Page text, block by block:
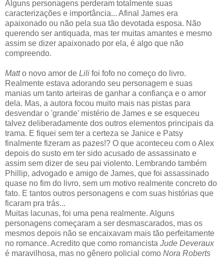
Alguns personagens perderam totalmente suas
caracterizações e importância... Afinal James era
apaixonado ou não pela sua tão devotada esposa. Não
querendo ser antiquada, mas ter muitas amantes e mesmo
assim se dizer apaixonado por ela, é algo que não
compreendo.
Matto novo amor de Lili foi fofo no começo do livro.
Realmente estava adorando seu personagem e suas
manias um tanto arteiras de ganhar a confiança e o amor
dela. Mas, a autora focou muito mais nas pistas para
desvendar o 'grande' mistério de James e se esqueceu
talvez deliberadamente dos outros elementos principais da
trama. E fiquei sem ter a certeza se Janice e Patsy
finalmente fizeram as pazes!? O que aconteceu com o Alex
depois do susto em ter sido acusado de assassinato e
assim sem dizer de seu pai violento. Lembrando também
Phillip, advogado e amigo de James, que foi assassinado
quase no fim do livro, sem um motivo realmente concreto do
fato. E tantos outros personagens e com suas histórias que
ficaram pra trás...
Muitas lacunas, foi uma pena realmente. Alguns
personagens começaram a ser desmascarados, mas os
mesmos depois não se encaixavam mais tão perfeitamente
no romance. Acredito que como romancista Jude Deveraux
é maravilhosa, mas no gênero policial como Nora Roberts